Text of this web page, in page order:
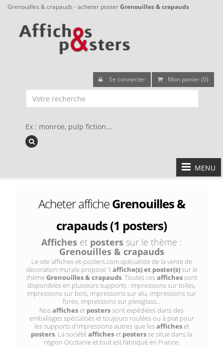
Grenouilles & crapauds - acheter posterGrenouilles & crapauds
Se connecter Mon panier (0)
Ex : monroe, pulp fiction...
MENU
Acheter afficheGrenouilles &
crapauds (1 posters)
Affiches et posters sur le thème :
Grenouilles & crapauds
Le site affiches-et-posters.com spécialiste de la vente de
décoration murale propose 1 affiche(s) et poster(s)sur le
thèmeGrenouilles & crapauds. Toutes cesaffichessont
disponibles en plusieurs supports : impressions sur toiles,
impressions sur bois, impressions sur alu, impressions sur
forex, impressions sur plexiglass...
Nosafficheset posterssont expédiées dans des
emballages spécialisés et toujours roulées ou à plat pour
les supports d'impressions autres que lesafficheset
posters. La sociétéafficheset postersse situe dans la
région Occitanie et tout est fabriqué en France.